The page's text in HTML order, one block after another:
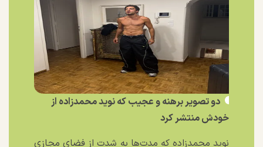
دو تصویر برهنه و عجیب که نوید محمدزاده از
خودش منتشر کرد
نوید محمدزاده که مدت‌ها به شدت از فضای مجازی